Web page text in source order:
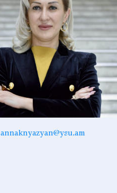
annaknyazyan@ysu.am